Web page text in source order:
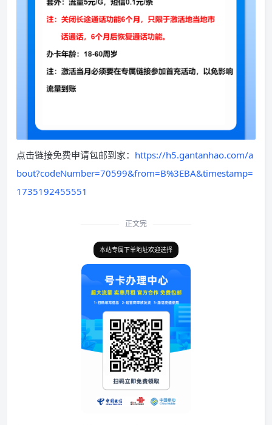
点击链接免费申请包邮到家： https://h5.gantanhao.com/a
bout?codeNumber=70599&from=B%3EBA&timestamp=
1735192455551
正文完
本站专属下单地址欢迎选择